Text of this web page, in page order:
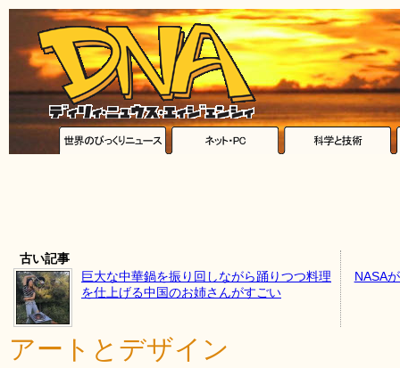
古い記事
巨大な中華鍋を振り回しながら踊りつつ料理
を仕上げる中国のお姉さんがすごい
NASA
アートとデザイン